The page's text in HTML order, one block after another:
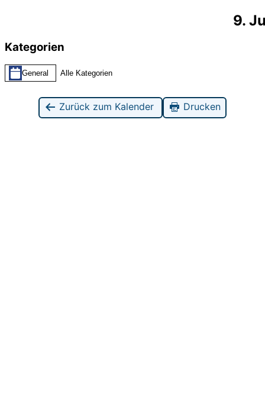
9.
Kategorien
General Alle Kategorien
Zurück zum Kalender Drucken